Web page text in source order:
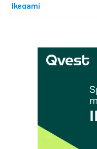
Ikegami